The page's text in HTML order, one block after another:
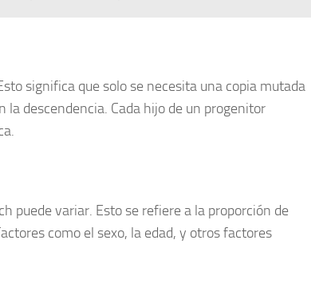
significa que solo se necesita una copia mutada
la descendencia. Cada hijo de un progenitor
puede variar. Esto se refiere a la proporción de
como el sexo, la edad, y otrosfactores